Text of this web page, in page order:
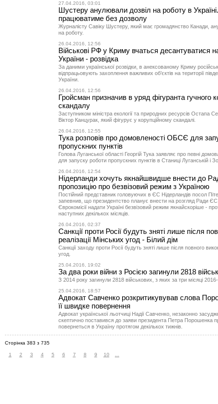
27.04.2016, 03:01
Шустеру анулювали дозвіл на роботу в
працюватиме без дозволу
Журналісту Савіку Шустеру, який має громадянство Канади,
на роботу.
26.04.2016, 12:56
Військові РФ у Криму вчаться десантуватися
України - розвідка
За даними української розвідки, в анексованому Криму
відпрацьовують захоплення важливих об’єктів на території
України.
26.04.2016, 12:56
Гройсман призначив в уряд фігуранта гучного
скандалу
Заступником міністра екології та природних ресурсів Остапа
Віктор Канцурак, який фігурує у корупційному скандалі.
26.04.2016, 12:55
Тука розповів про домовленості ОБСЄ для
пропускних пунктів
Голова Луганської області Георгій Тука заявляє про певні
для запуску роботи пропускних пунктів в Станиці Луганській і
26.04.2016, 12:54
Нідерланди хочуть якнайшвидше внести до
пропозицію про безвізовий режим з Україною
Постійний представник головуючих в ЄС Нідерландів посол
запевнив, що президентство планує внести на розгляд Ради ЄС
Єврокомісії надати Україні безвізовий режим якнайскоріше -
наступних декількох місяців.
26.04.2016, 02:37
Санкції проти Росії будуть зняті лише після
реалізації Мінських угод - Білий дім
Санкції заходу проти Росії будуть зняті лише після повного
угод.
25.04.2016, 19:02
За два роки війни з Росією загинули 2818
З 2014 року загинули 2818 військових, з яких за три місяці
25.04.2016, 18:57
Адвокат Савченко розкритикувував слова
її швидке повернення
Адвокат української льотчиці Надії Савченко, незаконно
скептично поставився до заяви президента Петра Порошенка
повернеться в Україну протягом декількох тижнів.
Сторінка 383 з 735
1 2 3 4 5 6 7 8 9 10